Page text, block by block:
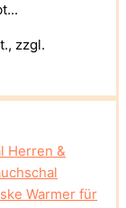
zzgl.